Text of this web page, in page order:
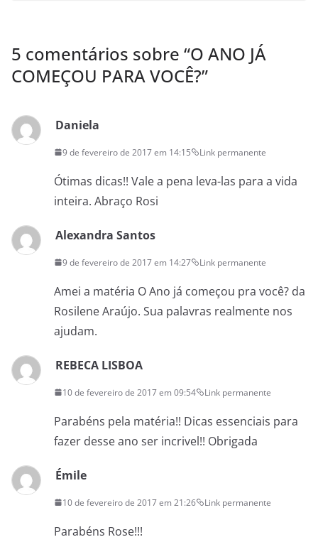
5 comentários sobre “O ANO JÁ
COMEÇOU PARA VOCÊ?”
Daniela
9 de fevereiro de 2017 em 14:15 Link permanente
Ótimas dicas!! Vale a pena leva-las para a vida
inteira. Abraço Rosi
Alexandra Santos
9 de fevereiro de 2017 em 14:27 Link permanente
Amei a matéria O Ano já começou pra você? da
Rosilene Araújo. Sua palavras realmente nos
ajudam.
REBECA LISBOA
10 de fevereiro de 2017 em 09:54 Link permanente
Parabéns pela matéria!! Dicas essenciais para
fazer desse ano ser incrivel!! Obrigada
Émile
10 de fevereiro de 2017 em 21:26 Link permanente
Parabéns Rose!!!